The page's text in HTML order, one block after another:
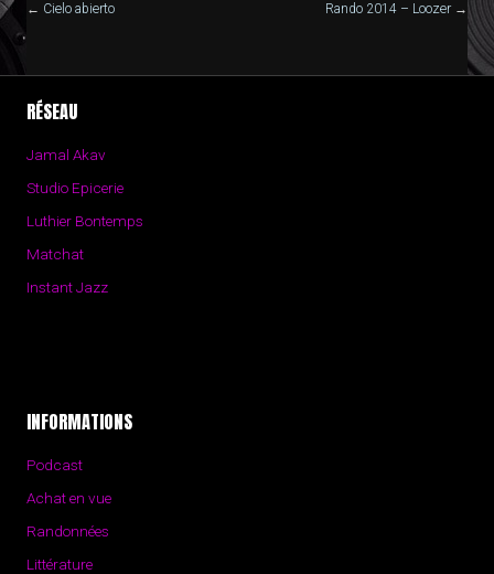
← Cielo abierto Rando 2014 – Loozer→
RÉSEAU
Jamal Akav
Studio Epicerie
Luthier Bontemps
Matchat
Instant Jazz
INFORMATIONS
Podcast
Achat en vue
Randonnées
Littérature